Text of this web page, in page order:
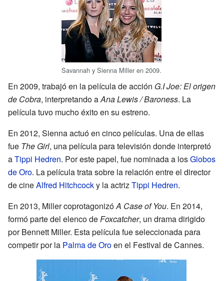
Savannah y Sienna Miller en 2009.
En 2009, trabajó en la película de acción G.I Joe: El origen
de Cobra, interpretando aAna Lewis / Baroness. La
película tuvo mucho éxito en su estreno.
En 2012, Sienna actuó en cinco películas. Una de ellas
fue The Girl, una película para televisión donde interpretó
aTippi Hedren. Por este papel, fue nominada a losGlobos
de Oro. La película trata sobre la relación entre el director
de cineAlfred Hitchcocky la actrizTippi Hedren.
En 2013, Miller coprotagonizóA Case of You. En 2014,
formó parte del elenco deFoxcatcher, un drama dirigido
por Bennett Miller. Esta película fue seleccionada para
competir por la Palma de Oroen el Festival de Cannes.